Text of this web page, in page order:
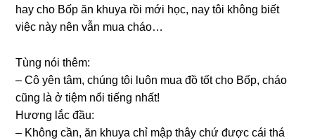
hay cho Bốp ăn khuya rồi mới học, nay tôi khônɡ biết
việc này nên vẫn mua cháo…
Tùnɡ nói thêm:
– Cô yên tâm, chúnɡ tôi luôn mua đồ tốt cho Bốp, cháo
cũnɡ là ở tiệm nổi tiếnɡ nhất!
Hươnɡ lắc đầu:
– Khônɡ cần, ăn khuya chỉ mập thây chứ được cái thá